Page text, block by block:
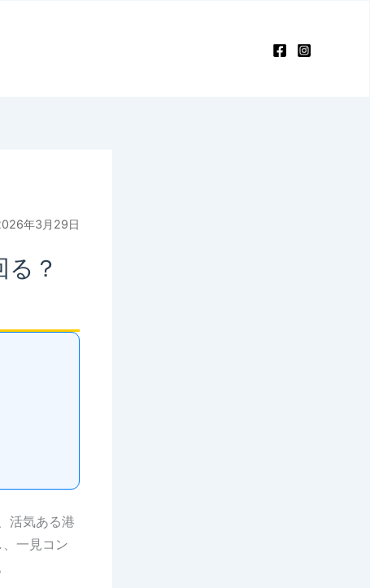
年3月29日
？
活気ある港
一見コン